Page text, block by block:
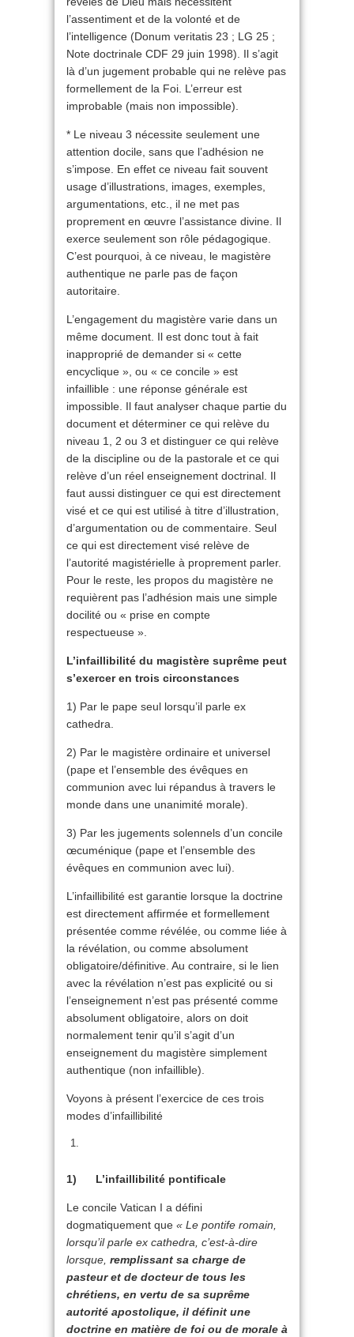
l’assentiment et de la volonté et de
l’intelligence (Donum veritatis 23 ; LG 25 ;
Note doctrinale CDF 29 juin 1998). Il s’agit
là d’un jugement probable qui ne relève pas
formellement de la Foi. L’erreur est
improbable (mais non impossible).
* Le niveau 3 nécessite seulement une
attention docile, sans que l’adhésion ne
s’impose. En effet ce niveau fait souvent
usage d’illustrations, images, exemples,
argumentations, etc., il ne met pas
proprement en œuvre l’assistance divine. Il
exerce seulement son rôle pédagogique.
C’est pourquoi, à ce niveau, le magistère
authentique ne parle pas de façon
autoritaire.
L’engagement du magistère varie dans un
même document. Il est donc tout à fait
inapproprié de demander si « cette
encyclique », ou « ce concile » est
infaillible : une réponse générale est
impossible. Il faut analyser chaque partie du
document et déterminer ce qui relève du
niveau 1, 2 ou 3 et distinguer ce qui relève
de la discipline ou de la pastorale et ce qui
relève d’un réel enseignement doctrinal. Il
faut aussi distinguer ce qui est directement
visé et ce qui est utilisé à titre d’illustration,
d’argumentation ou de commentaire. Seul
ce qui est directement visé relève de
l’autorité magistérielle à proprement parler.
Pour le reste, les propos du magistère ne
requièrent pas l’adhésion mais une simple
docilité ou « prise en compte
respectueuse ».
L’infaillibilité du magistère suprême peut
s’exercer en trois circonstances
1) Par le pape seul lorsqu’il parle ex
cathedra.
2) Par le magistère ordinaire et universel
(pape et l’ensemble des évêques en
communion avec lui répandus à travers le
monde dans une unanimité morale).
3) Par les jugements solennels d’un concile
œcuménique (pape et l’ensemble des
évêques en communion avec lui).
L’infaillibilité est garantie lorsque la doctrine
est directement affirmée et formellement
présentée comme révélée, ou comme liée à
la révélation, ou comme absolument
obligatoire/définitive. Au contraire, si le lien
avec la révélation n’est pas explicité ou si
l’enseignement n’est pas présenté comme
absolument obligatoire, alors on doit
normalement tenir qu’il s’agit d’un
enseignement du magistère simplement
authentique (non infaillible).
Voyons à présent l’exercice de ces trois
modes d’infaillibilité
1) L’infaillibilité pontificale
Le concile Vatican I a défini
dogmatiquement que « Le pontife romain,
lorsqu’il parle ex cathedra, c’est-à-dire
lorsque, remplissant sa charge de
pasteur et de docteur de tous les
chrétiens, en vertu de sa suprême
autorité apostolique, il définit une
doctrine en matière de foi ou de morale à